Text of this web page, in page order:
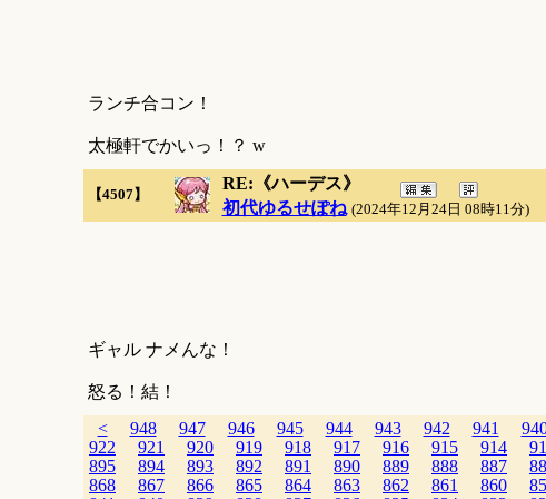
ランチ合コン！
太極軒でかいっ！？ w
【4507】
RE:《ハーデス》
初代ゆるせぽね (2024年12月24日 08時11分)
ギャル ナメんな！
怒る！結！
<
948 947 946 945 944 943 942 941
922
921 920 919 918 917 916 915 914
895
894 893 892 891 890 889 888 887
868
867 866 865 864 863 862 861 860